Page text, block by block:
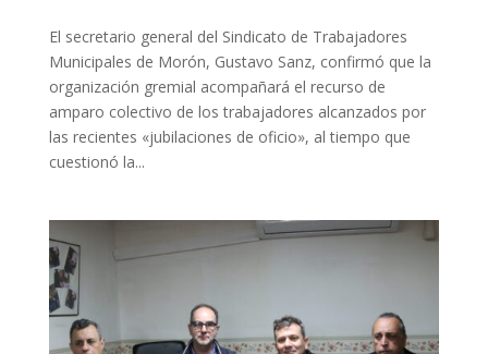
El secretario general del Sindicato de Trabajadores
Municipales de Morón, Gustavo Sanz, confirmó que la
organización gremial acompañará el recurso de
amparo colectivo de los trabajadores alcanzados por
las recientes «jubilaciones de oficio», al tiempo que
cuestionó la...